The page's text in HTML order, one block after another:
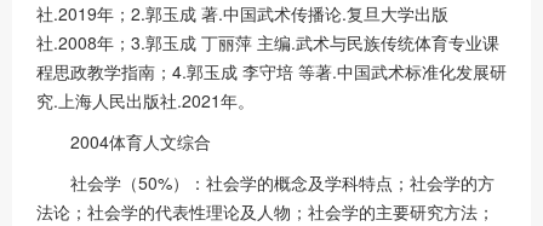
社.2019年；2.郭玉成 著.中国武术传播论.复旦大学出版
社.2008年；3.郭玉成 丁丽萍 主编.武术与民族传统体育专业课
程思政教学指南；4.郭玉成 李守培 等著.中国武术标准化发展研
究.上海人民出版社.2021年。
2004体育人文综合
社会学（50%）：社会学的概念及学科特点；社会学的方
法论；社会学的代表性理论及人物；社会学的主要研究方法；